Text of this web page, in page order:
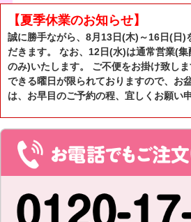
【夏季休業のお知らせ】
誠に勝手ながら、8月13日(木)～16日(日)
だきます。 なお、12日(水)は通常営業(
のみ)いたします。 ご不便をお掛け致し
できる曜日が限られておりますので、お
は、お早目のご予約の程、宜しくお願い